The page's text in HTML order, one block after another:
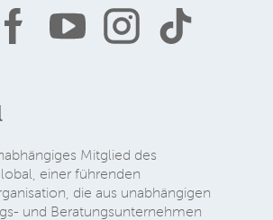
Mitglied des
einer führenden
die aus unabhängigen
und Beratungsunternehmen